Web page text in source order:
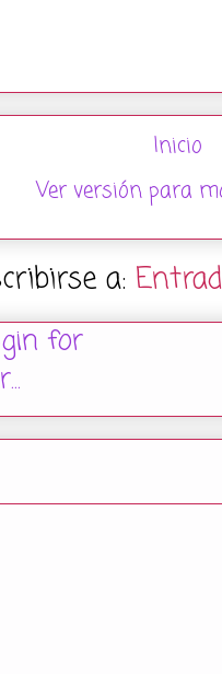
Inicio
Ver versión para
a: